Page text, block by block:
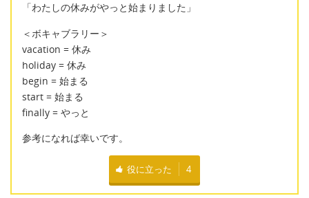
「わたしの休みがやっと始まりました」
＜ボキャブラリー＞
vacation = 休み
holiday = 休み
begin = 始まる
start = 始まる
finally = やっと
参考になれば幸いです。
役に立った 4